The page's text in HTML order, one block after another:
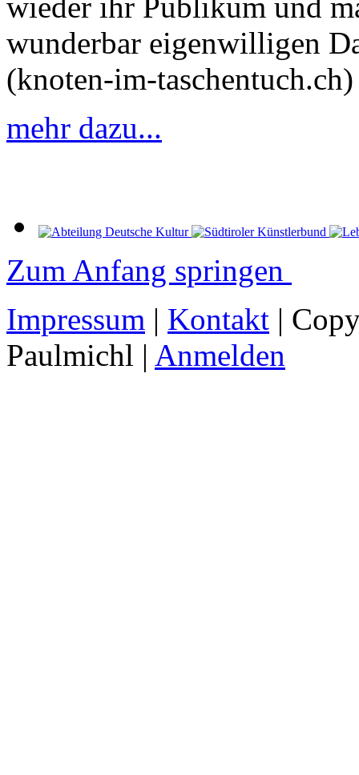
wieder ihr Publikum und
wunderbar eigenwilligen
(knoten-im-taschentuch.ch)
mehr dazu...
Zum Anfang springen
Impressum | Kontakt |
Paulmichl | Anmelden